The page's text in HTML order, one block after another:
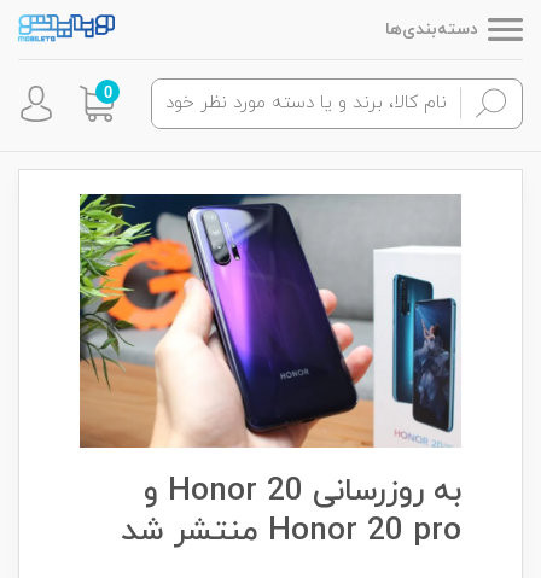
دسته‌بندی‌ها
0
به روزرسانی Honor 20 و
Honor 20 pro منتشر شد